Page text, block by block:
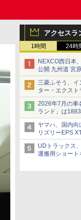
アクセスラ
1時間 24時
NEXCO西日本
公開 九州道 宮
車両を通行可能
三菱ふそう、イ
ター・エクス
ックベースの観
2026年7月の車
ランド」は
は2591台で27
ヤマハ、国内
リズリーEPS
UDトラックス
運搬用ショート